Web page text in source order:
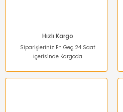
Hızlı Kargo
Siparişleriniz En Geç 24 Saat
İçerisinde Kargoda